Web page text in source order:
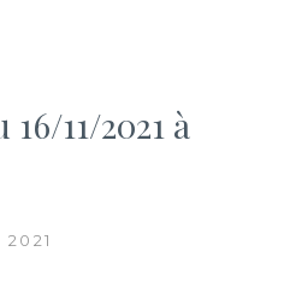
11/2021 à